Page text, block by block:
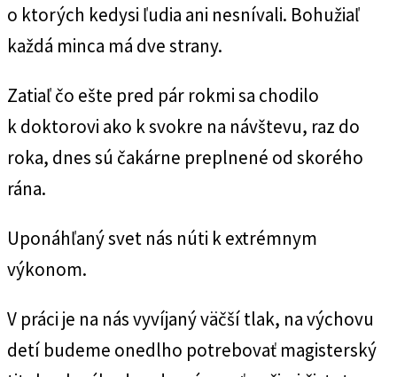
o ktorých kedysi ľudia ani nesnívali. Bohužiaľ
každá minca má dve strany.
Zatiaľ čo ešte pred pár rokmi sa chodilo
k doktorovi ako k svokre na návštevu, raz do
roka, dnes sú čakárne preplnené od skorého
rána.
Uponáhľaný svet nás núti k extrémnym
výkonom.
V práci je na nás vyvíjaný väčší tlak, na výchovu
detí budeme onedlho potrebovať magisterský